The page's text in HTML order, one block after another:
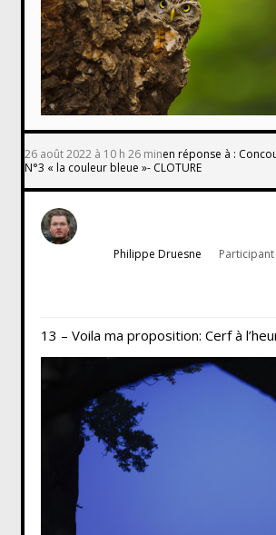
26 août 2022 à 10 h 26 minen réponse à :
N°3 « la couleur bleue »- CLOTURE
Philippe Druesne Participant
13 – Voila ma proposition: Cerf à